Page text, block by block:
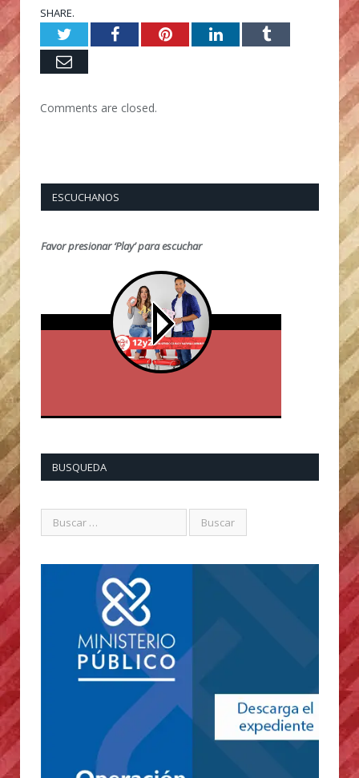
SHARE.
TwitterFacebookPinterestLinkedInTumblr
Email
Comments are closed.
ESCUCHANOS
Favor presionar ‘Play’ para escuchar
BUSQUEDA